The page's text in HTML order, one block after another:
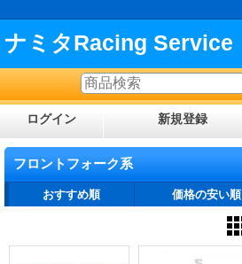
ナミタRacing Service
ログイン 新規登録
フロントフォーク系
おすすめ順 価格の安い順